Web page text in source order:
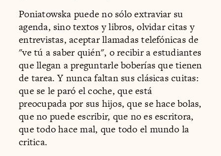
Poniatowska puede no sólo extraviar su
agenda, sino textos y libros, olvidar citas y
entrevistas, aceptar llamadas telefónicas de
"ve tú a saber quién", o recibir a estudiantes
que llegan a preguntarle boberías que tienen
de tarea. Y nunca faltan sus clásicas cuitas:
que se le paró el coche, que está
preocupada por sus hijos, que se hace bolas,
que no puede escribir, que no es escritora,
que todo hace mal, que todo el mundo la
critica.